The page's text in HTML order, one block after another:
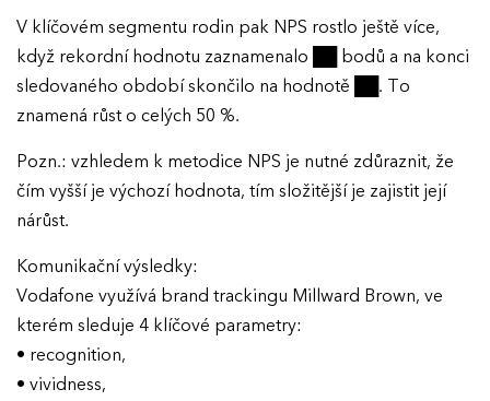
V klíčovém segmentu rodin pak NPS rostlo ještě více,
když rekordní hodnotu zaznamenalo ██ bodů a na konci
sledovaného období skončilo na hodnotě ██. To
znamená růst o celých 50 %.
Pozn.: vzhledem k metodice NPS je nutné zdůraznit, že
čím vyšší je výchozí hodnota, tím složitější je zajistit její
nárůst.
Komunikační výsledky:
Vodafone využívá brand trackingu Millward Brown, ve
kterém sleduje 4 klíčové parametry:
• recognition,
• vividness,